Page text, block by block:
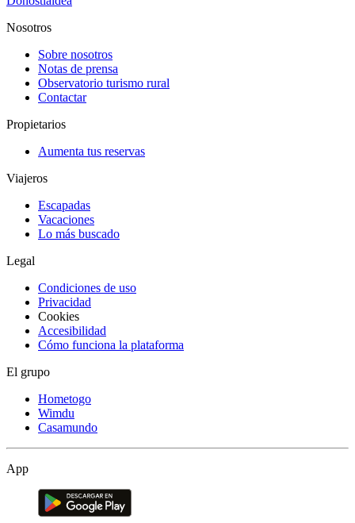
Nosotros
Sobre nosotros
Notas de prensa
Observatorio turismo rural
Contactar
Propietarios
Aumenta tus reservas
Viajeros
Escapadas
Vacaciones
Lo más buscado
Legal
Condiciones de uso
Privacidad
Cookies
Accesibilidad
Cómo funciona la plataforma
El grupo
Hometogo
Wimdu
Casamundo
App